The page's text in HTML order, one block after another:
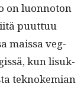
on luon­no­ton
puut­tuu
mais­sa veg­
kun lisuk­
teknokemi­an